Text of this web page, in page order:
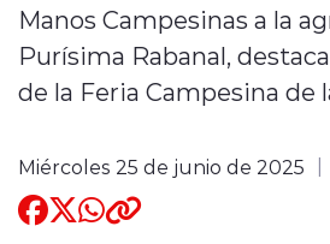
modo claro
Manos Campesinas a la
Purísima Rabanal,
de la Feria Campesina de
Miércoles 25 de junio de 2025